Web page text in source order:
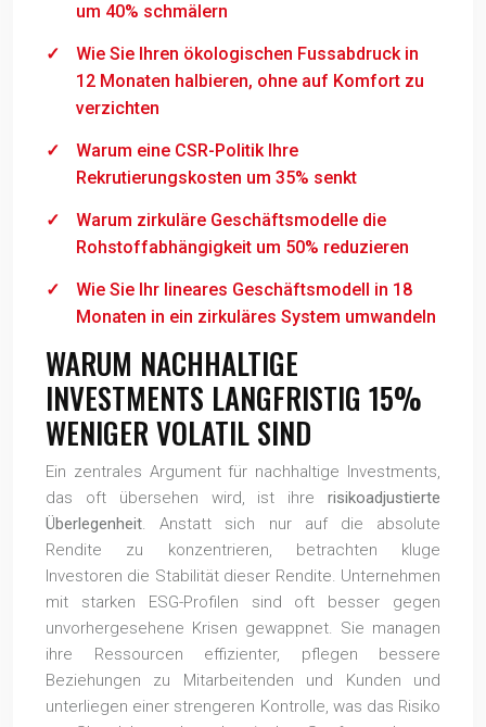
um 40% schmälern
Wie Sie Ihren ökologischen Fussabdruck in
12 Monaten halbieren, ohne auf Komfort zu
verzichten
Warum eine CSR-Politik Ihre
Rekrutierungskosten um 35% senkt
Warum zirkuläre Geschäftsmodelle die
Rohstoffabhängigkeit um 50% reduzieren
Wie Sie Ihr lineares Geschäftsmodell in 18
Monaten in ein zirkuläres System umwandeln
WARUM NACHHALTIGE
INVESTMENTS LANGFRISTIG 15%
WENIGER VOLATIL SIND
Ein zentrales Argument für nachhaltige Investments,
das oft übersehen wird, ist ihre risikoadjustierte
Überlegenheit. Anstatt sich nur auf die absolute
Rendite zu konzentrieren, betrachten kluge
Investoren die Stabilität dieser Rendite. Unternehmen
mit starken ESG-Profilen sind oft besser gegen
unvorhergesehene Krisen gewappnet. Sie managen
ihre Ressourcen effizienter, pflegen bessere
Beziehungen zu Mitarbeitenden und Kunden und
unterliegen einer strengeren Kontrolle, was das Risiko